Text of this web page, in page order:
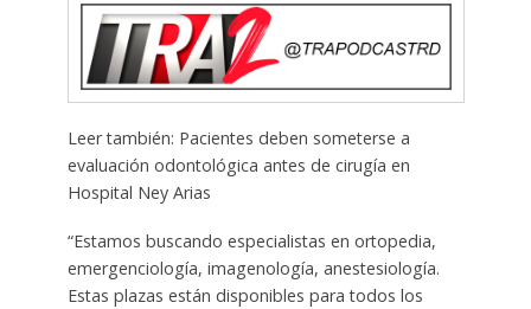
Leer también: Pacientes deben someterse a
evaluación odontológica antes de cirugía en
Hospital Ney Arias
“Estamos buscando especialistas en ortopedia,
emergenciología, imagenología, anestesiología.
Estas plazas están disponibles para todos los